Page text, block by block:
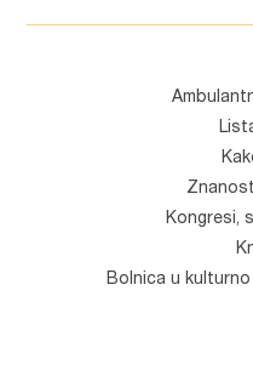
Kongresi,
Bolnica u